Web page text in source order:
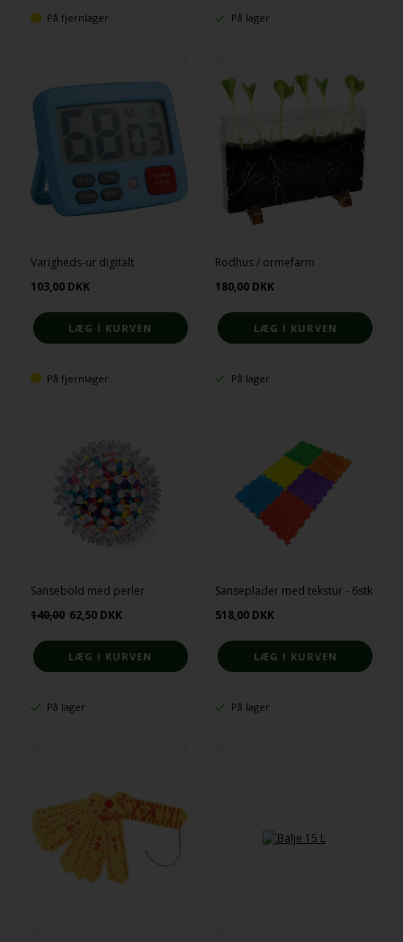
På fjernlager På lager
Varigheds-ur digitalt
103,00 DKK
På fjernlager
Rodhus / ormefarm
180,00 DKK
På lager
Sansebold med perler
140,00 62,50 DKK
På lager
Sanseplader med tekstur - 6stk
518,00 DKK
På lager